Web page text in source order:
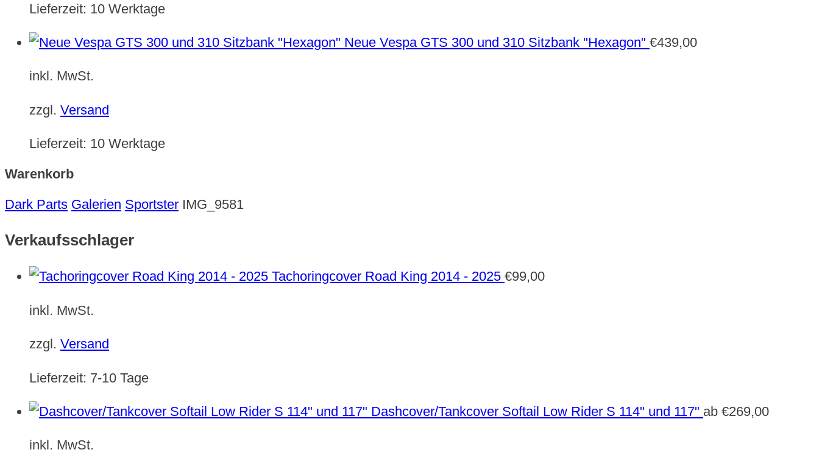
Lieferzeit: 10 Werktage
Neue Vespa GTS 300 und 310 Sitzbank "Hexagon" €439,00
inkl. MwSt.
zzgl. Versand
Lieferzeit: 10 Werktage
Warenkorb
Dark Parts Galerien Sportster IMG_9581
Verkaufsschlager
Tachoringcover Road King 2014 - 2025 €99,00
inkl. MwSt.
zzgl. Versand
Lieferzeit: 7-10 Tage
Dashcover/Tankcover Softail Low Rider S 114" und 117" ab €269,00
inkl. MwSt.